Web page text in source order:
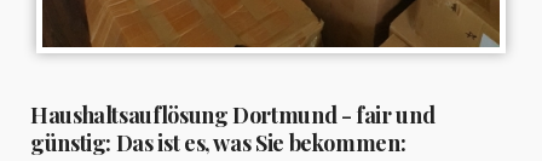
Haushaltsauflösung Dortmund - fair und
günstig: Das ist es, was Sie bekommen: